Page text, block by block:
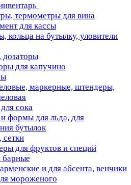
термометры для вина
для кассы
кольца на бутылку, уловители
дозаторы
для капучино
маркерные, штендеры,
сока
формы для льда, для
бутылок
сетки
для фруктов и специй
барные
и для абсента, венчики
мороженого